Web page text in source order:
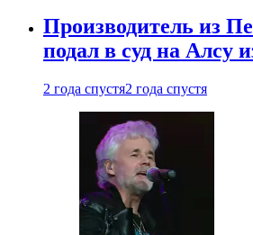
Производитель из
подал в суд на Алсу
2 года спустя2 года спустя